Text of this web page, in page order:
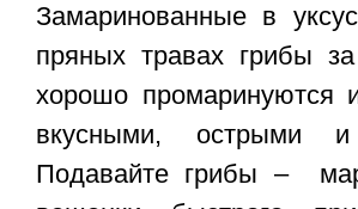
Замаринованные в
пряных травах грибы
хорошо промаринуются
вкусными, острыми
Подавайте грибы –